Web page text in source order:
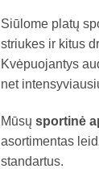
Siūlome platų
striukes ir kitus
Kvėpuojantys
net
Mūsų sportinė
asortimentas
standartus.